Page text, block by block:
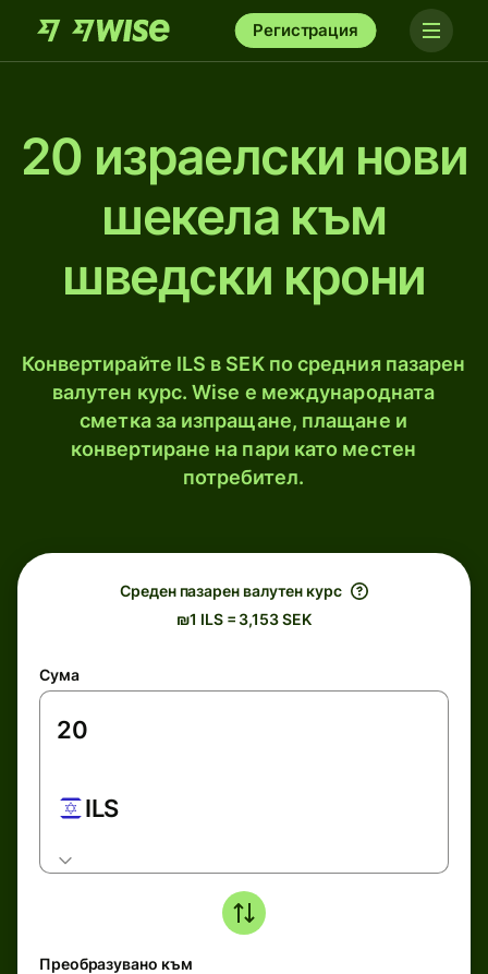
Регистрация
20 израелски нови
шекела към
шведски крони
Конвертирайте ILS в SEK по средния пазарен
валутен курс. Wise е международната
сметка за изпращане, плащане и
конвертиране на пари като местен
потребител.
Среден пазарен валутен курс
₪1 ILS = 3,153 SEK
Сума
ILS
Преобразувано към